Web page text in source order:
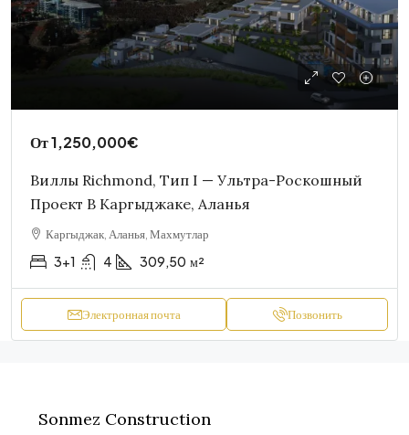
От1,250,000€
Виллы Richmond, Тип I — Ультра-Роскошный
Проект В Каргыджаке, Аланья
Каргыджак, Аланья, Махмутлар
3+1 4 309,50 м²
Электронная почта Позвонить
Sonmez Construction